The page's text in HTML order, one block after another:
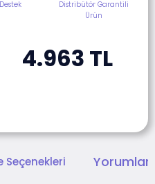
Distribütör Garantili
Ürün
4.963 TL
Seçenekleri